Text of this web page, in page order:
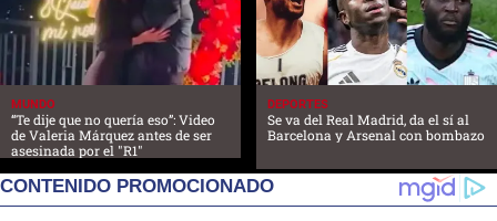
MUNDO
“Te dije que no quería eso”: Video
de Valeria Márquez antes de ser
asesinada por el "R1"
DEPORTES
Se va del Real Madrid, da el sí al
Barcelona y Arsenal con bombazo
CONTENIDO PROMOCIONADO